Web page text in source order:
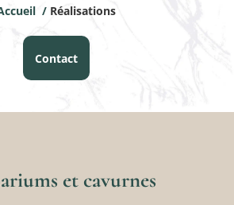
/ Réalisations
Contact
et cavurnes